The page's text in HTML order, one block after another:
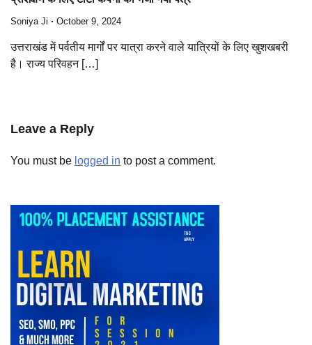
Soniya Ji October 9, 2024
उत्तराखंड में पर्वतीय मार्गों पर यात्रा करने वाले यात्रियों के लिए खुशखबरी
है। राज्य परिवहन […]
Leave a Reply
You must be logged in to post a comment.